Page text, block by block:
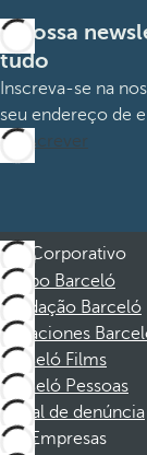
A nossa
tudo
Inscreva-se na
seu endereço de
Subscrever
Corporativo
Grupo Barceló
Fundação Barceló
Vacaciones
Barceló Films
Barceló Pessoas
Canal de denúncia
Empresas